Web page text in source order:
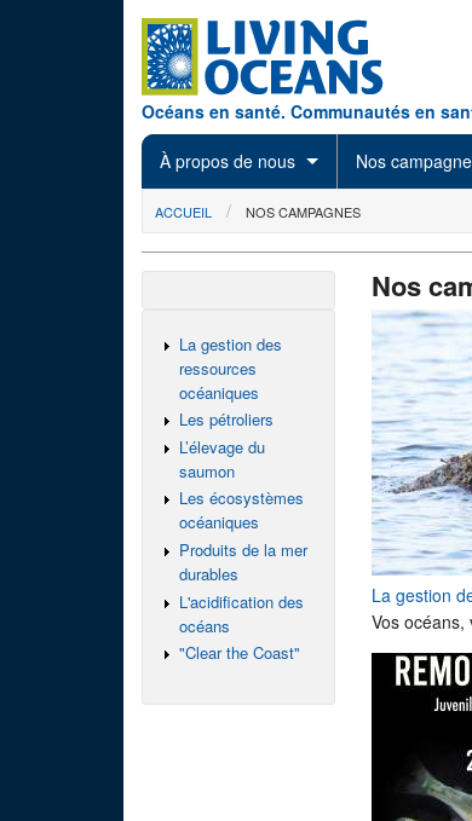
Océans en santé. Communautés en
À propos de nous Nos
You are here
ACCUEIL NOS CAMPAGNES
Nos
La gestion
Vos océans,
La gestion des
ressources
océaniques
Les pétroliers
L’élevage du
saumon
Les écosystèmes
océaniques
Produits de la mer
durables
L'acidification des
océans
"Clear the Coast"